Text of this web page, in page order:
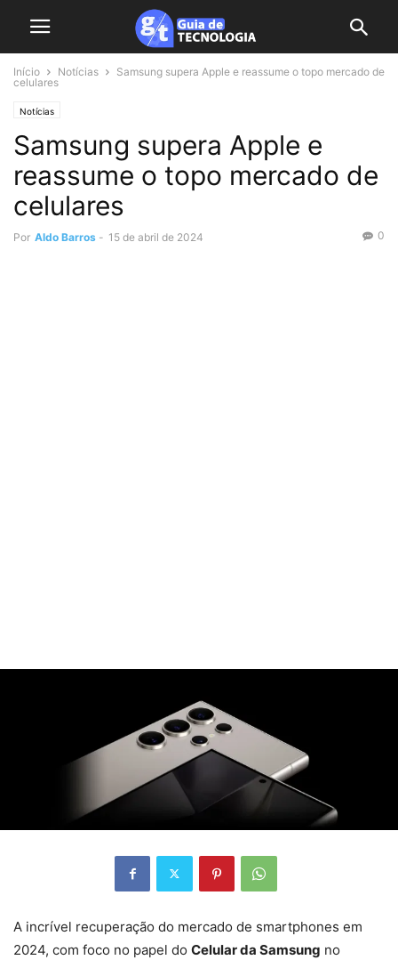
Início Notícias
Samsung supera Apple e reassume o topo mercado de
celulares
Notícias
Samsung supera Apple e
reassume o topo mercado de
celulares
Por Aldo Barros - 15 de abril de 2024 0
A incrível recuperação do mercado de smartphones em
2024, com foco no papel do Celular da Samsung no